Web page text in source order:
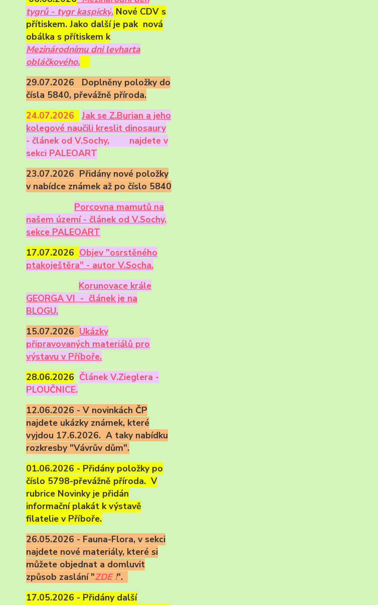
tygrů - tygr kaspický. Nové CDV s
přítiskem. Jako další je pak nová
obálka s přítiskem k
Mezinárodnímu dni levharta
obláčkového.
29.07.2026 Doplněny položky do
čísla 5840, převážně příroda.
24.07.2026
Jak se Z.Burian a jeho
kolegové naučili kreslit dinosaury
- článek od V.Sochy,
najdete v
sekci PALEOART
23.07.2026 Přidány nové položky
v nabídce známek až po číslo 5840
Porcovna mamutů na
našem území - článek od V.Sochy,
sekce PALEOART
17.07.2026 Objev "osrstěného
ptakoještěra" - autor V.Socha.
Korunovace krále
GEORGA VI - článek je na
BLOGU.
15.07.2026 Ukázky
připravovaných materiálů pro
výstavu v Příboře.
28.06.2026 Článek V.Zieglera -
PLOUČNICE.
12.06.2026 - V novinkách ČP
najdete ukázky známek, které
vyjdou 17.6.2026. A taky nabídku
rozkresby "Vávrův dům".
01.06.2026 - Přidány položky po
číslo 5798-převážně příroda. V
rubrice Novinky je přidán
informační plakát k výstavě
filatelie v Příboře.
26.05.2026 - Fauna-Flora, v sekci
najdete nové materiály, které si
můžete objednat a domluvit
způsob zaslání "ZDE !".
17.05.2026 - Přidány další